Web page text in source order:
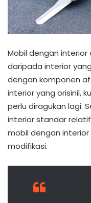
Mobil dengan interior
daripada interior
dengan komponen
interior yang orisinil,
perlu diragukan lagi.
interior standar
mobil dengan
modifikasi.